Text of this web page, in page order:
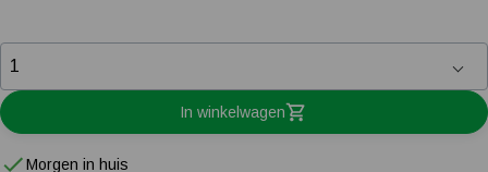
In winkelwagen
Morgen in huis